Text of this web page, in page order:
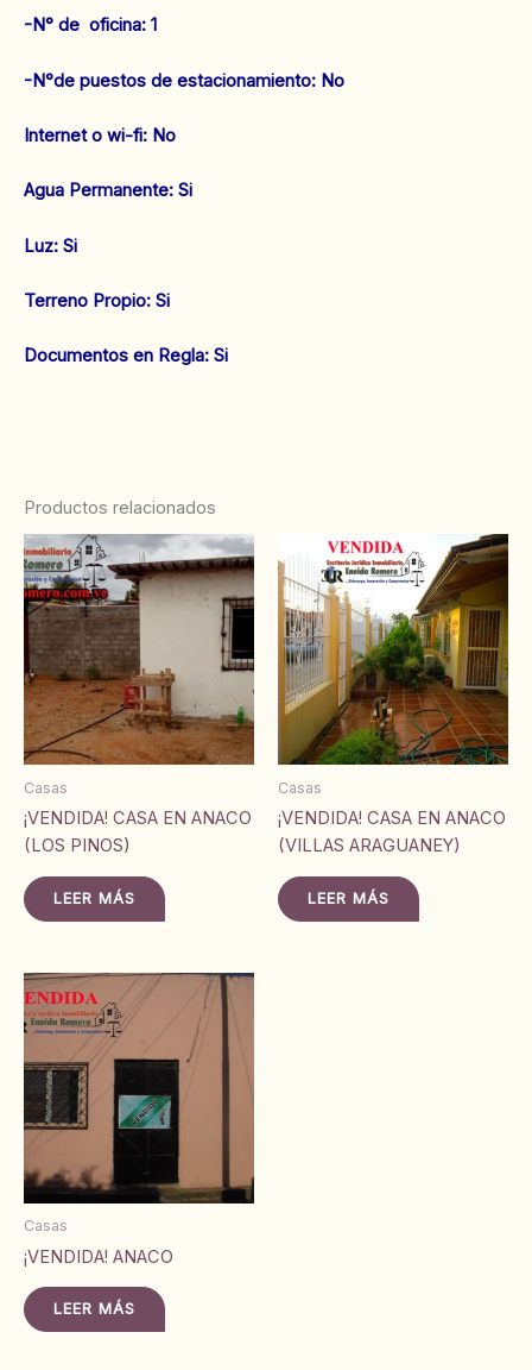
-N° de oficina: 1
‌-N°de puestos de estacionamiento: No
Internet o wi-fi: No
‌Agua Permanente: Si
‌Luz: Si
‌Terreno Propio: Si
Documentos en Regla: Si
Productos relacionados
Casas
¡VENDIDA! CASA EN ANACO
(LOS PINOS)
LEER MÁS
Casas
¡VENDIDA! CASA EN ANACO
(VILLAS ARAGUANEY)
LEER MÁS
Casas
¡VENDIDA! ANACO
LEER MÁS